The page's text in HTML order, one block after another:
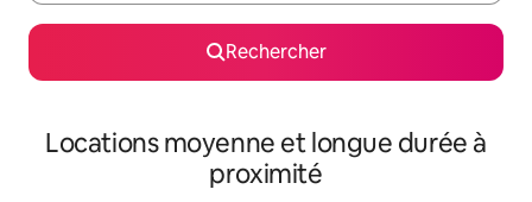
Rechercher
Locations moyenne et longue durée à
proximité